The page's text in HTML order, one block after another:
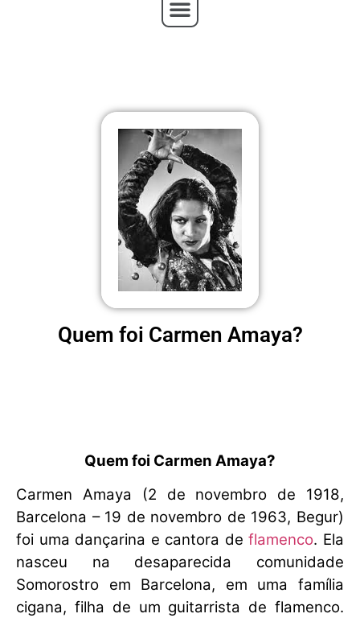
Quem foi Carmen Amaya?
Quem foi Carmen Amaya?
Carmen Amaya (2 de novembro de 1918,
Barcelona – 19 de novembro de 1963, Begur)
foi uma dançarina e cantora deflamenco. Ela
nasceu na desaparecida comunidade
Somorostro em Barcelona, ​​​​em uma família
cigana, filha de um guitarrista de flamenco.